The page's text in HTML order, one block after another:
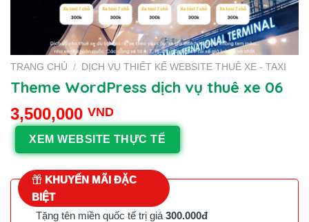
TRANG CHỦ / DỊCH VỤ THIẾT KẾ WEBSITE THUÊ XE - TAXI
Theme WordPress dịch vụ thuê xe 06
3,500,000 VND
XEM WEBSITE THỰC TẾ
KHUYẾN MÃI ĐẶC
BIỆT
Tặng tên miền quốc tế trị giá 300.000đ